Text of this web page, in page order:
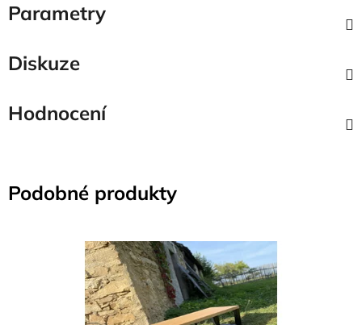
Parametry
Diskuze
Hodnocení
Podobné produkty